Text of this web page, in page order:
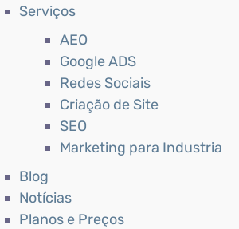
Serviços
AEO
Google ADS
Redes Sociais
Criação de Site
SEO
Marketing para Industria
Blog
Notícias
Planos e Preços